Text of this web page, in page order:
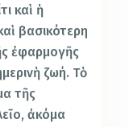
καὶ ἡ
βασικότερη
ἐφαρμογῆς
ζωή. Τὸ
τῆς
ἀκόμα